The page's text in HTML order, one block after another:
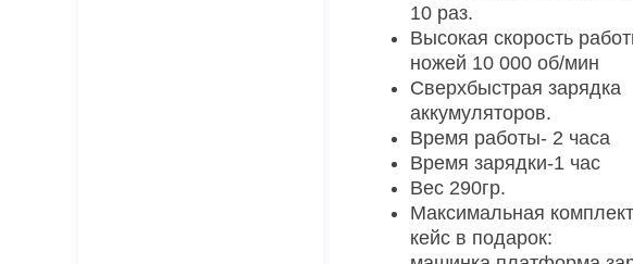
10 раз.
Высокая скорость
ножей 10 000 об/мин
Сверхбыстрая зарядка
аккумуляторов.
Время работы- 2 часа
Время зарядки-1 час
Вес 290гр.
Максимальная
кейс в подарок: